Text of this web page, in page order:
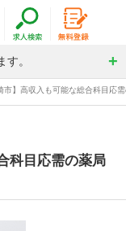
。
市】高収入も可能な総合科目応
科目応需の薬局